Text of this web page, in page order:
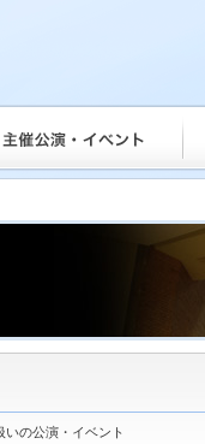
いの公演・イベント